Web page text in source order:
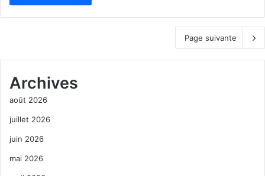
Page suivante
Archives
août 2026
juillet 2026
juin 2026
mai 2026